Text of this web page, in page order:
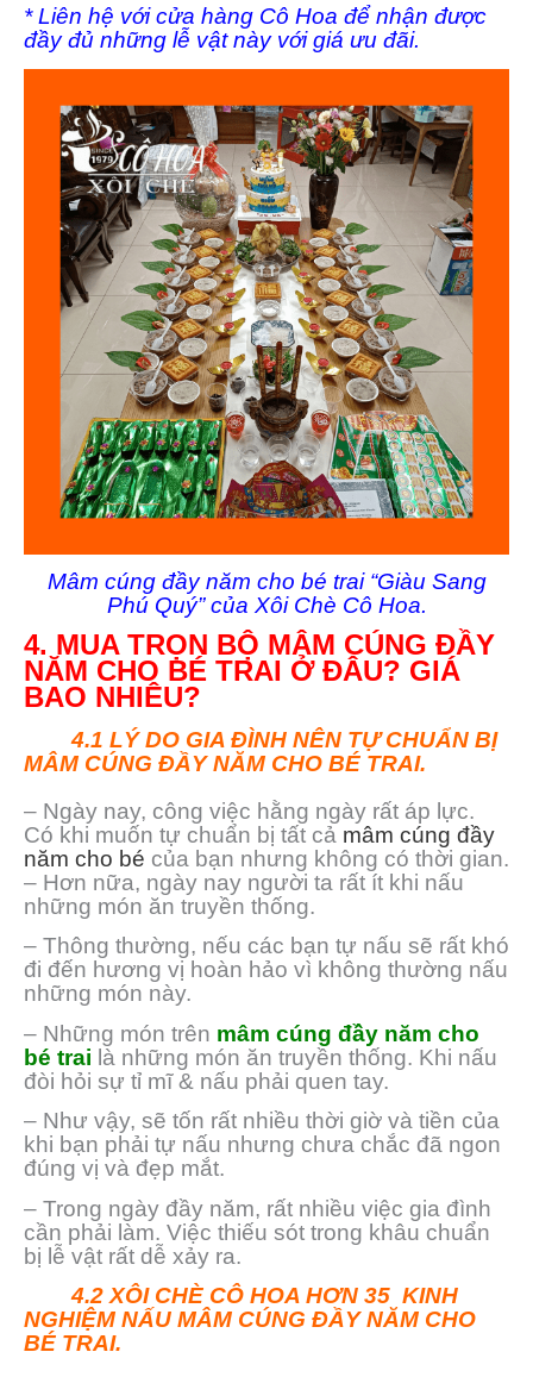
* Liên hệ với cửa hàng Cô Hoa để nhận được
đầy đủ những lễ vật này với giá ưu đãi.
Mâm cúng đầy năm cho bé trai “Giàu Sang
Phú Quý” của Xôi Chè Cô Hoa.
4. MUA TRỌN BỘ MÂM CÚNG ĐẦY
NĂM CHO BÉ TRAI Ở ĐÂU? GIÁ
BAO NHIÊU?
4.1 LÝ DO GIA ĐÌNH NÊN TỰ CHUẨN BỊ
MÂM CÚNG ĐẦY NĂM CHO BÉ TRAI.
– Ngày nay, công việc hằng ngày rất áp lực.
Có khi muốn tự chuẩn bị tất cả mâm cúng đầy
năm cho bé của bạn nhưng không có thời gian.
– Hơn nữa, ngày nay người ta rất ít khi nấu
những món ăn truyền thống.
– Thông thường, nếu các bạn tự nấu sẽ rất khó
đi đến hương vị hoàn hảo vì không thường nấu
những món này.
– Những món trên mâm cúng đầy năm cho
bé trai là những món ăn truyền thống. Khi nấu
đòi hỏi sự tỉ mĩ & nấu phải quen tay.
– Như vậy, sẽ tốn rất nhiều thời giờ và tiền của
khi bạn phải tự nấu nhưng chưa chắc đã ngon
đúng vị và đẹp mắt.
– Trong ngày đầy năm, rất nhiều việc gia đình
cần phải làm. Việc thiếu sót trong khâu chuẩn
bị lễ vật rất dễ xảy ra.
4.2 XÔI CHÈ CÔ HOA HƠN 35 KINH
NGHIỆM NẤU MÂM CÚNG ĐẦY NĂM CHO
BÉ TRAI.